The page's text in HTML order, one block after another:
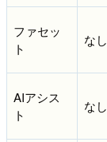
ファセッ
ト
なし
AIアシス
ト
なし